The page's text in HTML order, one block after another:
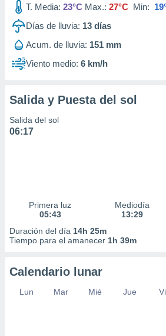
T. Media: 23°C Max.: 27°C Min:
Días de lluvia: 13 días
Acum. de lluvia: 151 mm
Viento medio: 6 km/h
Salida y Puesta del sol
Salida del sol
06:17
Primera luz
05:43
Mediodía
13:29
Duración del día 14h 25m
Tiempo para el amanecer 1h 39m
Calendario lunar
Lun Mar Mié Jue